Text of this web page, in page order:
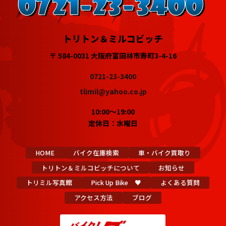
トリトン＆ミルコビッチ
〒 584-0031 大阪府富田林市寿町3-4-16
0721-23-3400
tlimil@yahoo.co.jp
10:00～19:00
定休日：水曜日
HOME バイク在庫検索
車・バイク買取り
トリトン＆ミルコビッチについて
お知らせ
トリミル写真館
Pick Up Bike ♥
よくある質問
アクセス方法
ブログ